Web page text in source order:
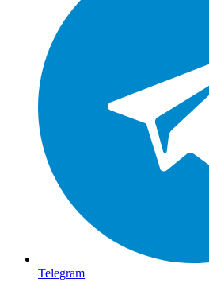
Telegram